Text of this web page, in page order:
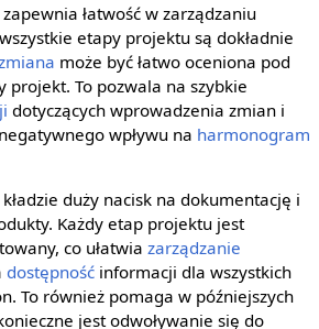
łatwość w zarządzaniu
etapy projektu są dokładnie
może być łatwo oceniona pod
projekt. To pozwala na szybkie
dotyczących wprowadzenia zmian i
wpływu na harmonogram
duży nacisk na dokumentację i
Każdy etap projektu jest
co ułatwia zarządzanie
dostępnośćinformacji dla wszystkich
To również pomaga w późniejszych
jest odwoływanie się do